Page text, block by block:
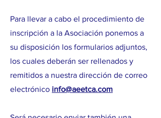
Para llevar a cabo el procedimiento de
inscripción a la Asociación ponemos a
su disposición los formularios adjuntos,
los cuales deberán ser rellenados y
remitidos a nuestra dirección de correo
electrónico info@aeetca.com